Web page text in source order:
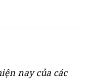
nay của các